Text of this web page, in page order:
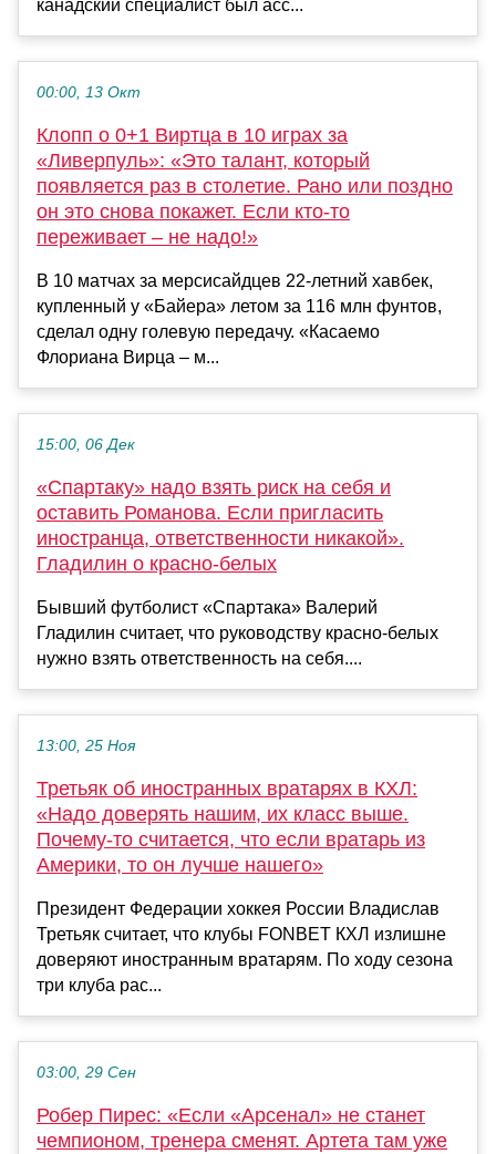
канадский специалист был асс...
00:00, 13 Окт
Клопп о 0+1 Виртца в 10 играх за
«Ливерпуль»: «Это талант, который
появляется раз в столетие. Рано или поздно
он это снова покажет. Если кто-то
переживает – не надо!»
В 10 матчах за мерсисайдцев 22-летний хавбек,
купленный у «Байера» летом за 116 млн фунтов,
сделал одну голевую передачу. «Касаемо
Флориана Вирца – м...
15:00, 06 Дек
«Спартаку» надо взять риск на себя и
оставить Романова. Если пригласить
иностранца, ответственности никакой».
Гладилин о красно-белых
Бывший футболист «Спартака» Валерий
Гладилин считает, что руководству красно-белых
нужно взять ответственность на себя....
13:00, 25 Ноя
Третьяк об иностранных вратарях в КХЛ:
«Надо доверять нашим, их класс выше.
Почему-то считается, что если вратарь из
Америки, то он лучше нашего»
Президент Федерации хоккея России Владислав
Третьяк считает, что клубы FONBET КХЛ излишне
доверяют иностранным вратарям. По ходу сезона
три клуба рас...
03:00, 29 Сен
Робер Пирес: «Если «Арсенал» не станет
чемпионом, тренера сменят. Артета там уже